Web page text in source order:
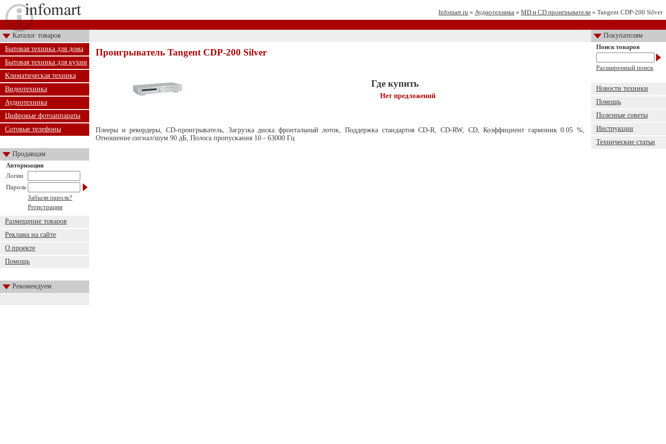
Infomart.ru » Аудиотехника » MD и CD проигрыватели » Tangent CDP-200 Silver
Каталог товаров
Покупателям
Бытовая техника для дома
Бытовая техника для кухни
Климатическая техника
Видеотехника
Аудиотехника
Цифровые фотоаппараты
Сотовые телефоны
Продавцам
Авторизация
Логин
Пароль
Забыли пароль?
Регистрация
Размещение товаров
Реклама на сайте
О проекте
Помощь
Рекомендуем
Проигрыватель Tangent CDP-200 Silver
Где купить
Нет предложений
Плееры и рекордеры, CD-проигрыватель, Загрузка диска фронтальный лоток, Поддержка стандартов CD-R, CD-RW, CD, Коэффициент гармоник 0.05 %,
Отношение сигнал/шум 90 дБ, Полоса пропускания 10 - 63000 Гц
Поиск товаров
Расширенный поиск
Новости техники
Помощь
Полезные советы
Инструкции
Технические статьи